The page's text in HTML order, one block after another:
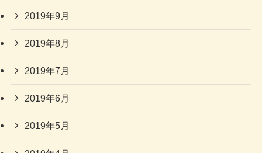
2019年9月
2019年8月
2019年7月
2019年6月
2019年5月